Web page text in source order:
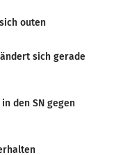
outen
sich gerade
den SN gegen